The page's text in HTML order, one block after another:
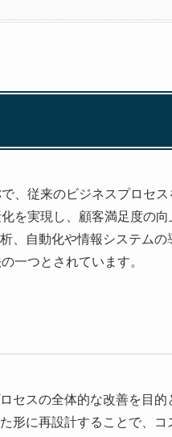
、従来のビジネスプロセ
を実現し、顧客満足度の
、自動化や情報システム
一つとされています。
セスの全体的な改善を目
形に再設計することで、